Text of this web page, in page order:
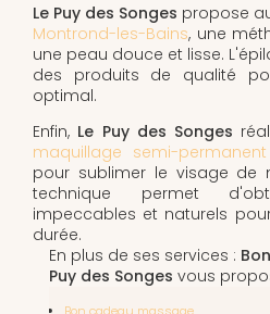
Le Puy des Songes propose
Montrond-les-Bains, une
une peau douce et lisse.
des produits de qualité
optimal.
Enfin, Le Puy des Songes
maquillage semi-
pour sublimer le visage de
technique permet
impeccables et naturels
durée.
En plus de ses services :
Puy des Songes vous
Bon cadeau massage